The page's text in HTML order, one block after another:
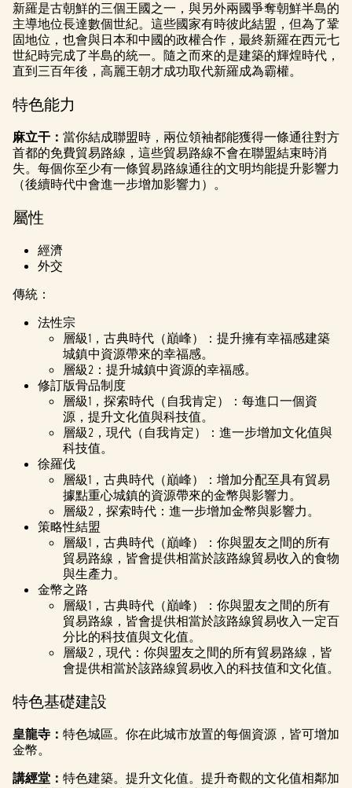
p
t
&
P
l
a
y
點擊
「播
放」
即表
示你
YouTu
be的
隱私
權政
策，
並同
意將
資料
傳輸
至
e伺
服
器。
新羅是古朝鮮的三個王國之一，與另外兩國爭奪朝鮮半島的
主導地位長達數個世紀。這些國家有時彼此結盟，但為了鞏
固地位，也會與日本和中國的政權合作，最終新羅在西元七
世紀時完成了半島的統一。隨之而來的是建築的輝煌時代，
直到三百年後，高麗王朝才成功取代新羅成為霸權。
特色能力
麻立干： 當你結成聯盟時，兩位領袖都能獲得一條通往對方
首都的免費貿易路線，這些貿易路線不會在聯盟結束時消
失。每個你至少有一條貿易路線通往的文明均能提升影響力
（後續時代中會進一步增加影響力）。
屬性
經濟
外交
傳統：
法性宗
層級1，古典時代（巔峰）：提升擁有幸福感建築
城鎮中資源帶來的幸福感。
層級2：提升城鎮中資源的幸福感。
修訂版骨品制度
層級1，探索時代（自我肯定）：每進口一個資
源，提升文化值與科技值。
層級2，現代（自我肯定）：進一步增加文化值與
科技值。
徐羅伐
層級1，古典時代（巔峰）：增加分配至具有貿易
據點重心城鎮的資源帶來的金幣與影響力。
層級2，探索時代：進一步增加金幣與影響力。
策略性結盟
層級1，古典時代（巔峰）：你與盟友之間的所有
貿易路線，皆會提供相當於該路線貿易收入的食物
與生產力。
金幣之路
層級1，古典時代（巔峰）：你與盟友之間的所有
貿易路線，皆會提供相當於該路線貿易收入一定百
分比的科技值與文化值。
層級2，現代：你與盟友之間的所有貿易路線，皆
會提供相當於該路線貿易收入的科技值和文化值。
特色基礎建設
皇龍寺： 特色城區。你在此城市放置的每個資源，皆可增加
金幣。
講經堂： 特色建築。提升文化值。提升奇觀的文化值相鄰加